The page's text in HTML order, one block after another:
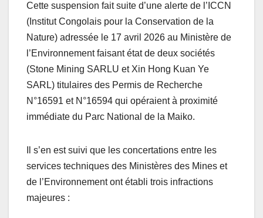
c
e
b
o
o
k
tt
er
ail at
s
A
p
p
ta
g
er
Cette suspension fait suite d’une alerte de l’ICCN
(Institut Congolais pour la Conservation de la
Nature) adressée le 17 avril 2026 au Ministère de
l’Environnement faisant état de deux sociétés
(Stone Mining SARLU et Xin Hong Kuan Ye
SARL) titulaires des Permis de Recherche
N°16591 et N°16594 qui opéraient à proximité
immédiate du Parc National de la Maiko.
Il s’en est suivi que les concertations entre les
services techniques des Ministères des Mines et
de l’Environnement ont établi trois infractions
majeures :